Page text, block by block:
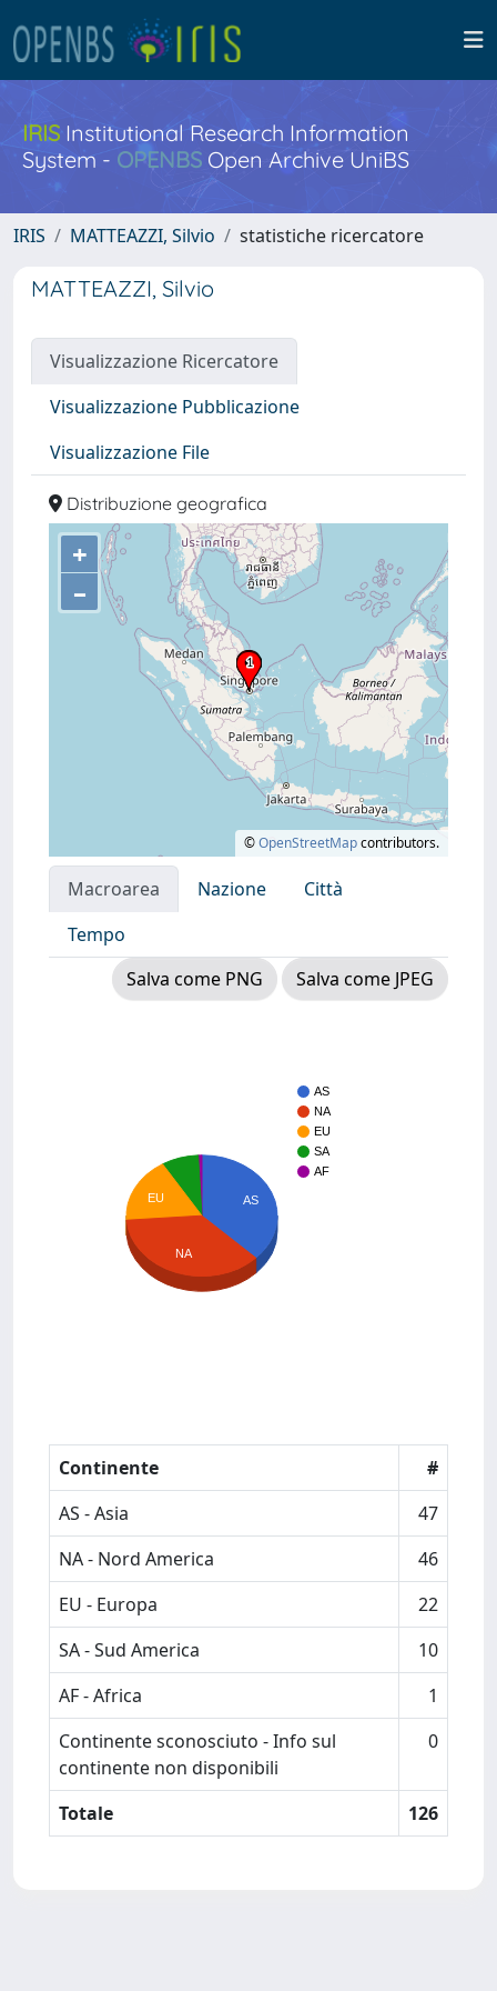
IRISInstitutional Research Information
System - OPENBS Open Archive UniBS
IRIS MATTEAZZI, Silvio statistiche ricercatore
MATTEAZZI, Silvio
Visualizzazione Ricercatore
Visualizzazione Pubblicazione
Visualizzazione File
Distribuzione geografica
+
–
©OpenStreetMapcontributors.
Macroarea Nazione
Città
Tempo
Salva come PNG
Salva come JPEG
AS
NA
EU
SA
AF
AS
EU
NA
Continente
#
AS - Asia
47
NA - Nord America
46
EU - Europa
22
SA - Sud America
10
AF - Africa
1
Continente sconosciuto - Info sul
continente non disponibili
0
Totale 126